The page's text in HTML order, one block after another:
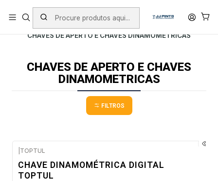
PORTES INCLUÍDOS EM ENCOMENDAS +75€ (excepto ilhas)
Início PRODUTOS
FERRAMENTA MANUAL
CHAVES DE APERTO E CHAVES DINAMOMETRICAS
CHAVES DE APERTO E CHAVES
DINAMOMETRICAS
FILTROS
TOPTUL
CHAVE DINAMOMÉTRICA DIGITAL
TOPTUL